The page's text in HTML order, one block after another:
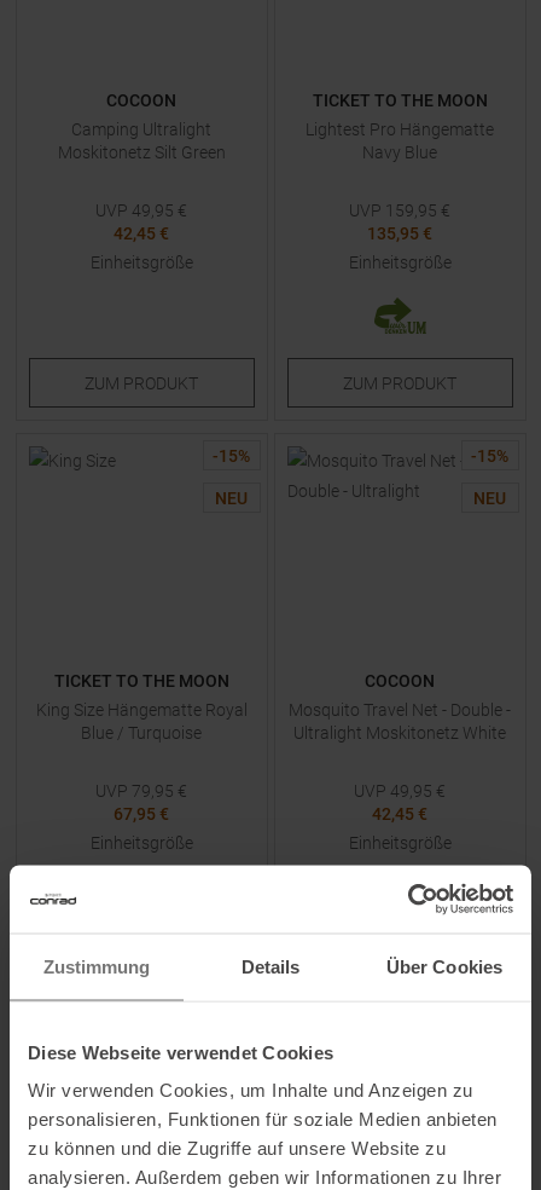
Zustimmung Details Über Cookies
Diese Webseite verwendet Cookies
Wir verwenden Cookies, um Inhalte und Anzeigen zu
personalisieren, Funktionen für soziale Medien anbieten
zu können und die Zugriffe auf unsere Website zu
analysieren. Außerdem geben wir Informationen zu Ihrer
COCOON
Camping Ultralight
Moskitonetz Silt Green
UVP 49,95 €
42,45 €
Einheitsgröße
ZUM PRODUKT
TICKET TO THE MOON
Lightest Pro Hängematte
Navy Blue
UVP 159,95 €
135,95 €
Einheitsgröße
ZUM PRODUKT
-15%
NEU
TICKET TO THE MOON
King Size Hängematte Royal
Blue / Turquoise
UVP 79,95 €
67,95 €
Einheitsgröße
ZUMPRODUKT
-15%
NEU
COCOON
Mosquito Travel Net - Double -
Ultralight Moskitonetz White
UVP 49,95 €
42,45 €
Einheitsgröße
PRODUKT